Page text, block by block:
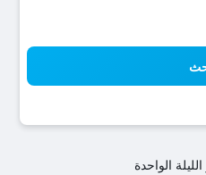
الواحدة